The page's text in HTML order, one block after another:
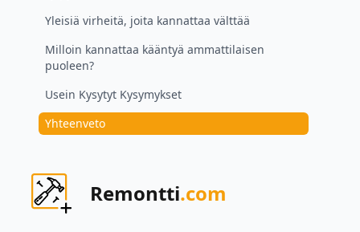
Yleisiä virheitä, joita kannattaa välttää
Milloin kannattaa kääntyä ammattilaisen
puoleen?
Usein Kysytyt Kysymykset
Yhteenveto
Remontti.com